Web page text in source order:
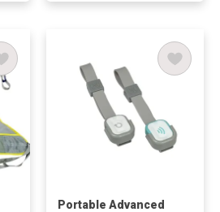
Portable Advanced